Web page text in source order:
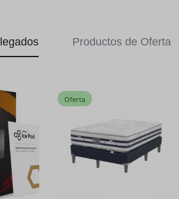
Productos de Oferta
Oferta